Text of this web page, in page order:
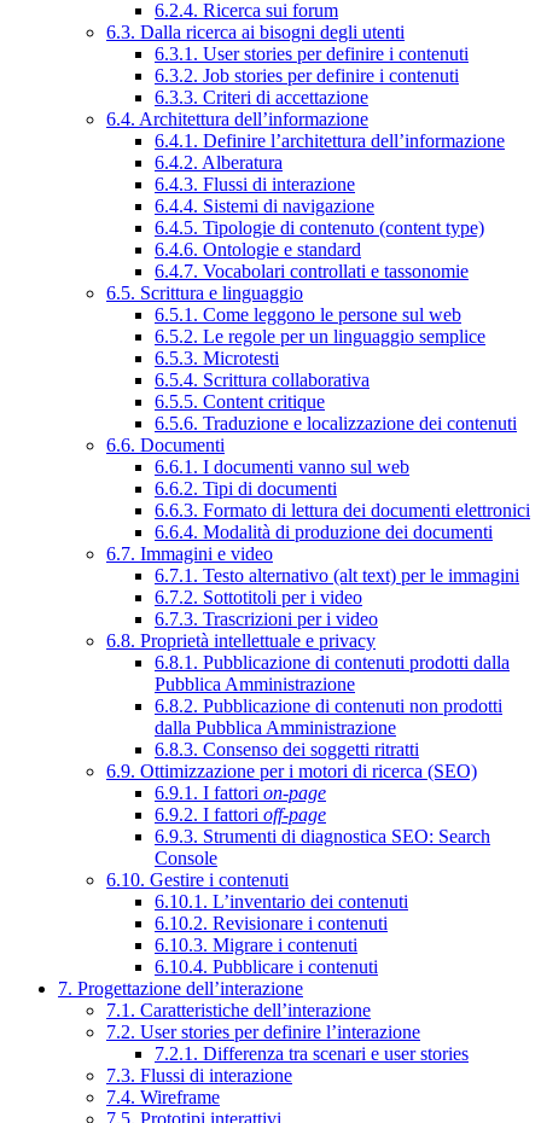
6.2.4. Ricerca sui forum
6.3. Dalla ricerca ai bisogni degli utenti
6.3.1. User stories per definire i contenuti
6.3.2. Job stories per definire i contenuti
6.3.3. Criteri di accettazione
6.4. Architettura dell’informazione
6.4.1. Definire l’architettura dell’informazione
6.4.2. Alberatura
6.4.3. Flussi di interazione
6.4.4. Sistemi di navigazione
6.4.5. Tipologie di contenuto (content type)
6.4.6. Ontologie e standard
6.4.7. Vocabolari controllati e tassonomie
6.5. Scrittura e linguaggio
6.5.1. Come leggono le persone sul web
6.5.2. Le regole per un linguaggio semplice
6.5.3. Microtesti
6.5.4. Scrittura collaborativa
6.5.5. Content critique
6.5.6. Traduzione e localizzazione dei contenuti
6.6. Documenti
6.6.1. I documenti vanno sul web
6.6.2. Tipi di documenti
6.6.3. Formato di lettura dei documenti elettronici
6.6.4. Modalità di produzione dei documenti
6.7. Immagini e video
6.7.1. Testo alternativo (alt text) per le immagini
6.7.2. Sottotitoli per i video
6.7.3. Trascrizioni per i video
6.8. Proprietà intellettuale e privacy
6.8.1. Pubblicazione di contenuti prodotti dalla
Pubblica Amministrazione
6.8.2. Pubblicazione di contenuti non prodotti
dalla Pubblica Amministrazione
6.8.3. Consenso dei soggetti ritratti
6.9. Ottimizzazione per i motori di ricerca (SEO)
6.9.1. I fattori on-page
6.9.2. I fattori off-page
6.9.3. Strumenti di diagnostica SEO: Search
Console
6.10. Gestire i contenuti
6.10.1. L’inventario dei contenuti
6.10.2. Revisionare i contenuti
6.10.3. Migrare i contenuti
6.10.4. Pubblicare i contenuti
7. Progettazione dell’interazione
7.1. Caratteristiche dell’interazione
7.2. User stories per definire l’interazione
7.2.1. Differenza tra scenari e user stories
7.3. Flussi di interazione
7.4. Wireframe
7.5. Prototipi interattivi